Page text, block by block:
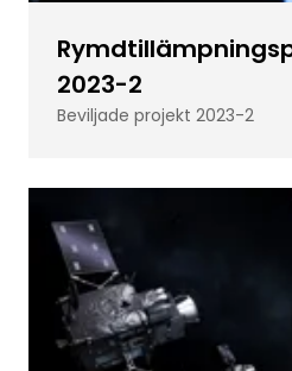
2023-2
Beviljade projekt 2023-2